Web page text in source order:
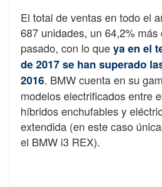
El total de ventas en todo el
687 unidades, un 64,2% más
pasado, con lo queya en el
de 2017 se han superado
2016. BMW cuenta en su
modelos electrificados entre
híbridos enchufables y
extendida (en este caso
el BMW i3 REX).